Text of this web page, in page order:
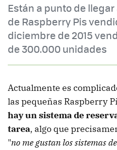
Están a punto de
de Raspberry Pis
diciembre de 2015
de 300.000 unidades
Actualmente es
las pequeñas Raspberry
hay un sistema de
tarea, algo que
"no me gustan los sistemas